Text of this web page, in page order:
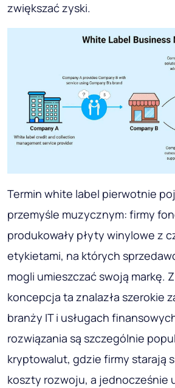
zwiększać zyski.
Termin white label pierwotnie
przemyśle muzycznym: firmy
produkowały płyty winylowe z
etykietami, na których
mogli umieszczać swoją markę.
koncepcja ta znalazła szerokie
branży IT i usługach
rozwiązania są szczególnie
kryptowalut, gdzie firmy starają
koszty rozwoju, a jednocześnie